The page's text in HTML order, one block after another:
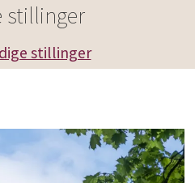
stillinger
stillinger